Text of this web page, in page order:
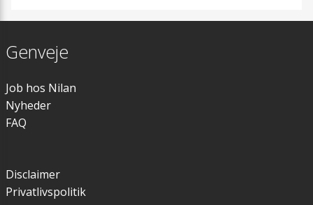
Genveje
Job hos Nilan
Nyheder
FAQ
Disclaimer
Privatlivspolitik